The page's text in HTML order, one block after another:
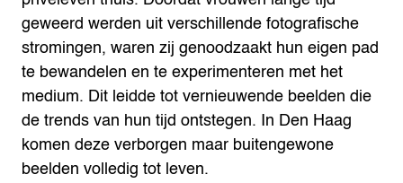
geweerd werden uit verschillende fotografische
stromingen, waren zij genoodzaakt hun eigen pad
te bewandelen en te experimenteren met het
medium. Dit leidde tot vernieuwende beelden die
de trends van hun tijd ontstegen. In Den Haag
komen deze verborgen maar buitengewone
beelden volledig tot leven.